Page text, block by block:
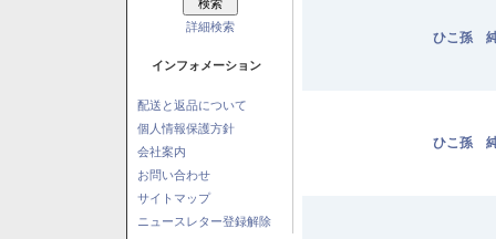
詳細検索
インフォメーション
配送と返品について
個人情報保護方針
会社案内
お問い合わせ
サイトマップ
ニュースレター登録解除
ひこ孫
ひこ孫